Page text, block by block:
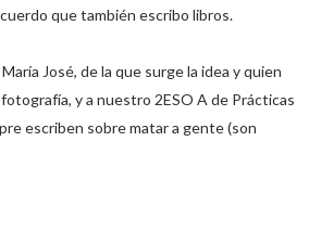
que también escribo libros.
José, de la que surge la idea y quien
y a nuestro 2ESO A de Prácticas
escriben sobre matar a gente (son